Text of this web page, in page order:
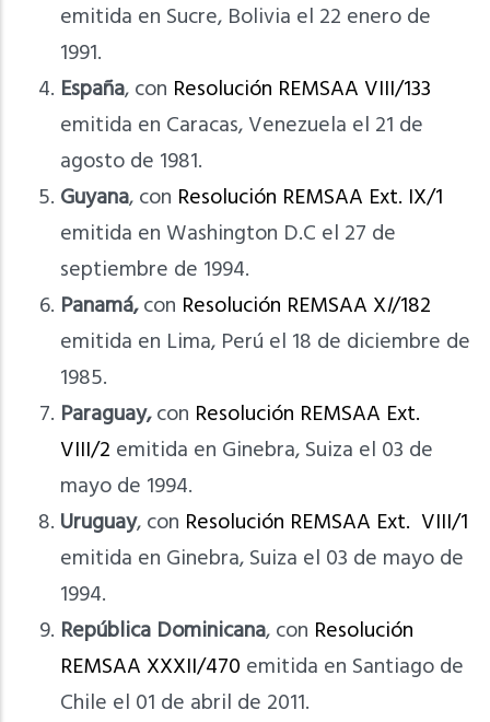
emitida en Sucre, Bolivia el 22 enero de
1991.
España, con Resolución REMSAA VIII/133
emitida en Caracas, Venezuela el 21 de
agosto de 1981.
Guyana, con Resolución REMSAA Ext. IX/1
emitida en Washington D.C el 27 de
septiembre de 1994.
Panamá,con Resolución REMSAA XI/182
emitida en Lima, Perú el 18 de diciembre de
1985.
Paraguay,con Resolución REMSAA Ext.
VIII/2 emitida en Ginebra, Suiza el 03 de
mayo de 1994.
Uruguay, con Resolución REMSAA Ext. VIII/1
emitida en Ginebra, Suiza el 03 de mayo de
1994.
República Dominicana, con Resolución
REMSAA XXXII/470 emitida en Santiago de
Chile el 01 de abril de 2011.